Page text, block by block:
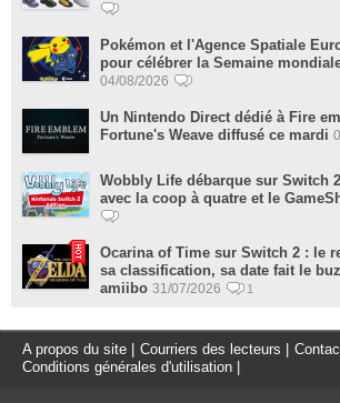
Pokémon et l'Agence Spatiale
pour célébrer la Semaine
04/08/2026
Un Nintendo Direct dédié à Fire
Fortune's Weave diffusé ce mardi
Wobbly Life débarque sur Switch
avec la coop à quatre et le
Ocarina of Time sur Switch 2 : le
sa classification, sa date fait le
amiibo 31/07/2026 1
A propos du site Courriers des lecteurs
Conditions générales d'utilisation